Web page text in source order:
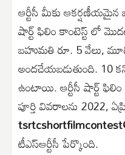
ఆర్టీసీ మీకు ఆకర్షణీయమైన
షార్ట్ ఫిలిం కాంటెస్ట్ లో
బహుమతి రూ. 5 వేలు,
అందచేయబడుతుంది. 10
ఉంటాయి. ఆర్టీసీ షార్ట్
పూర్తి వివరాలను 2022,
టీఎస్ఆర్టీసీ పేర్కొంది.